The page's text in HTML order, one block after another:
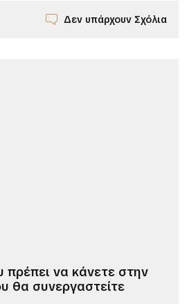
Δεν υπάρχουν Σχόλια
πρέπει να κάνετε στην
θα συνεργαστείτε